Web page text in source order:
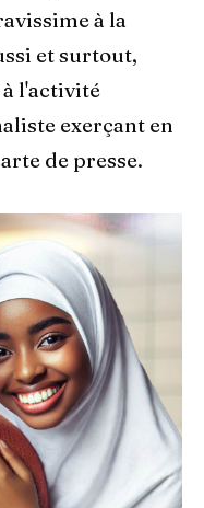
à la
et surtout,
l'activité
exerçant en
de presse.